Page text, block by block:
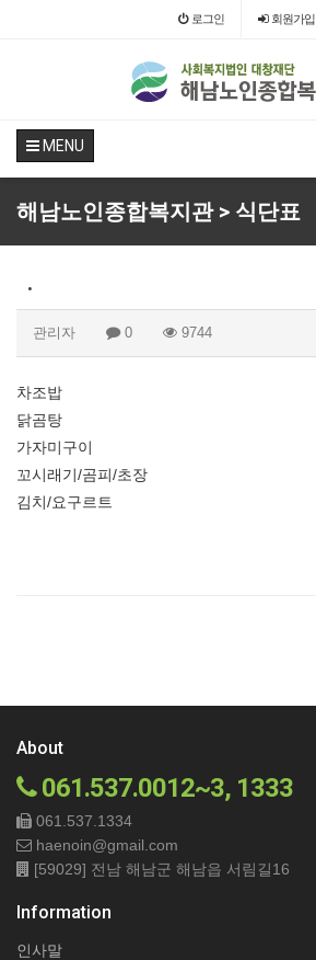
로그인 회원가입
MENU
해남노인종합복지관 > 식단표
.
관리자 0 9744
차조밥
닭곰탕
가자미구이
꼬시래기/곰피/초장
김치/요구르트
About
061.537.0012~3, 1333
061.537.1334
haenoin@gmail.com
[59029] 전남 해남군 해남읍 서림길16
Information
인사말